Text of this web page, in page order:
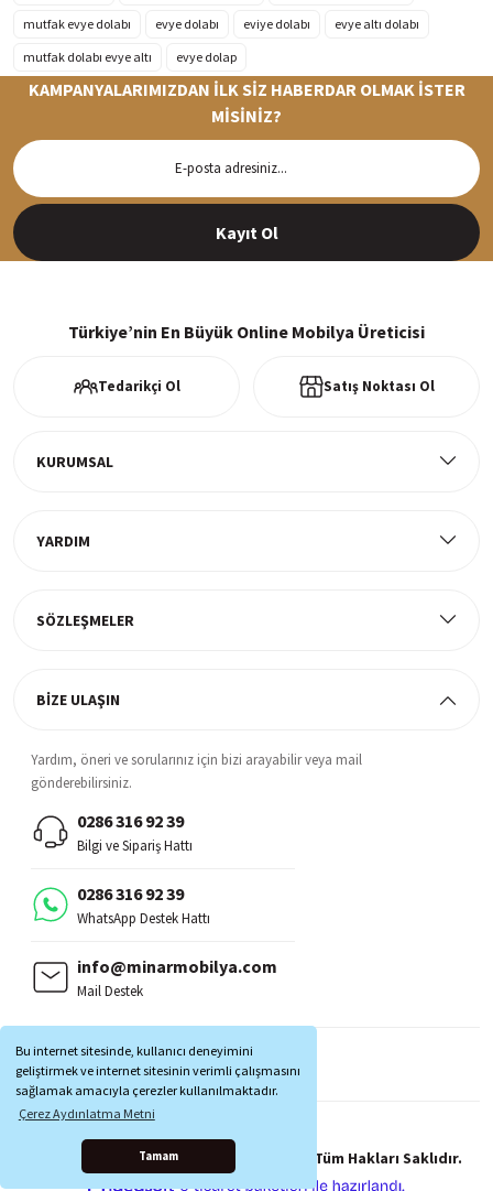
Bu internet sitesinde, kullanıcı deneyimini
geliştirmek ve internet sitesinin verimli çalışmasını
sağlamak amacıyla çerezler kullanılmaktadır.
Çerez Aydınlatma Metni
Tamam
mutfak evye dolabı
evye dolabı eviye dolabı
evye altı dolabı
mutfak dolabı evye altı
evye dolap
Siparişleriniz en kısa sürede hazırlanarak kargoya verilir
KAMPANYALARIMIZDAN İLK SİZ HABERDAR OLMAK İSTER
MİSİNİZ?
Kayıt Ol
Türkiye’nin En Büyük Online Mobilya Üreticisi
Tedarikçi Ol Satış Noktası Ol
KURUMSAL
YARDIM
SÖZLEŞMELER
BİZE ULAŞIN
Yardım, öneri ve sorularınız için bizi arayabilir veya mail
gönderebilirsiniz.
0286 316 92 39
Bilgi ve Sipariş Hattı
0286 316 92 39
WhatsApp Destek Hattı
info@minarmobilya.com
Mail Destek
MOBİL UYGULAMALAR:
Copyright © 1997 - 2025 Minar Mobilya® Tüm Hakları Saklıdır.
ideasoft e-